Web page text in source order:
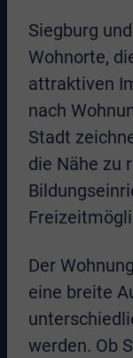
Siegburg
Wohnorte,
attraktiven
nach
Stadt
die Nähe zu
Der
eine breite
werden. Ob